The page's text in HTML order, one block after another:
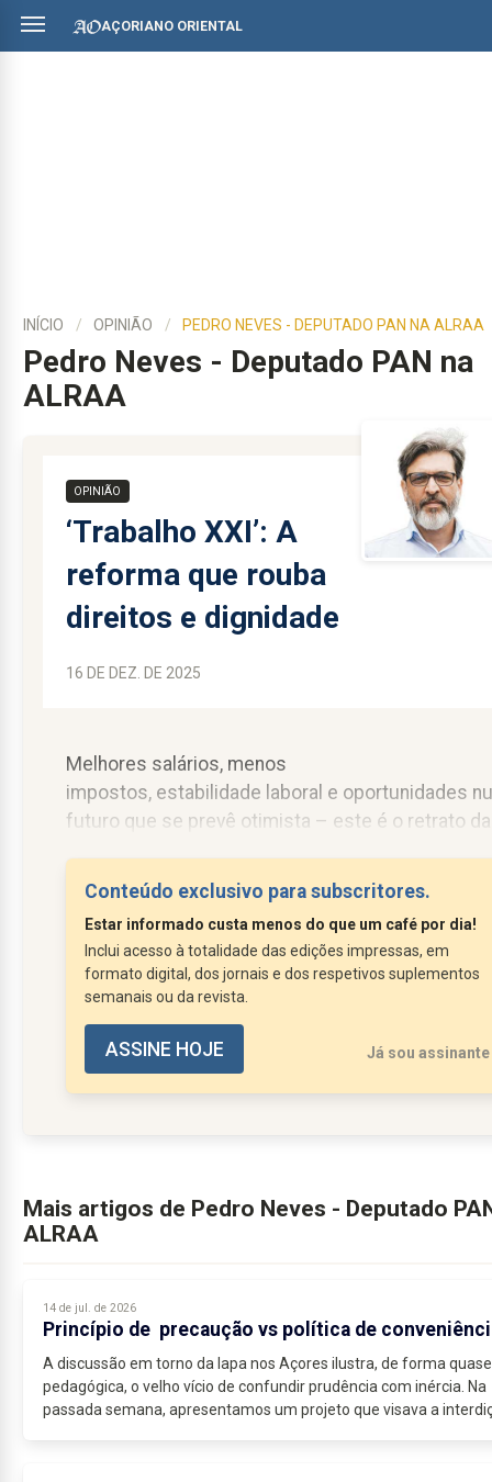
AÇORIANO ORIENTAL
INÍCIO OPINIÃO PEDRO NEVES - DEPUTADO PAN NA ALRAA
Pedro Neves - Deputado PAN na
ALRAA
OPINIÃO
‘Trabalho XXI’: A
reforma que rouba
direitos e dignidade
16 DE DEZ. DE 2025
Melhores salários, menos
impostos, estabilidade laboral e oportunidades
futuro que se prevê otimista – este é o retrato da
Montenegro, que sustenta a menosprezada greve
do passado dia 11 de Dezembro, face a um
pacote...
Conteúdo exclusivo para subscritores.
Estar informado custa menos do que um café por dia!
Inclui acesso à totalidade das edições impressas, em
formato digital, dos jornais e dos respetivos suplementos
semanais ou da revista.
ASSINE HOJE Já sou assinante
Mais artigos de Pedro Neves - Deputado
ALRAA
14 de jul. de 2026
Princípio de precaução vs política de
A discussão em torno da lapa nos Açores ilustra, de forma quase
pedagógica, o velho vício de confundir prudência com inércia. Na
passada semana, apresentamos um projeto que visava a